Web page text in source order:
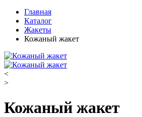
Главная
Каталог
Жакеты
Кожаный жакет
<
>
Кожаный жакет